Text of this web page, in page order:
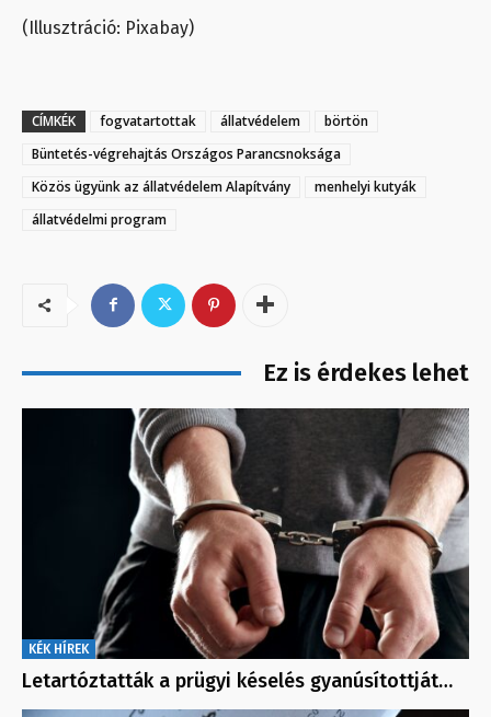
(Illusztráció: Pixabay)
CÍMKÉK fogvatartottak állatvédelem
börtön
Büntetés-végrehajtás Országos Parancsnoksága
Közös ügyünk az állatvédelem Alapítvány
menhelyi kutyák
állatvédelmi program
Ez is érdekes lehet
KÉK HÍREK
Letartóztatták a prügyi késelés gyanúsítottját…